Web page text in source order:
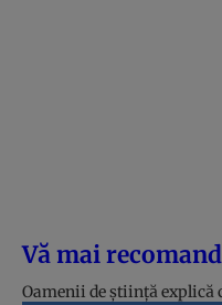
Vă mai
Oamenii de știință explică